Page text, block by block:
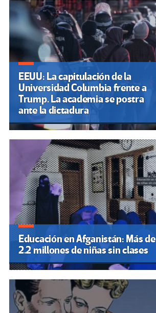
EEUU: La capitulación de la
Universidad Columbia frente a
Trump. La academia se postra
ante la dictadura
Educación en Afganistán: Más de
2.2 millones de niñas sin clases